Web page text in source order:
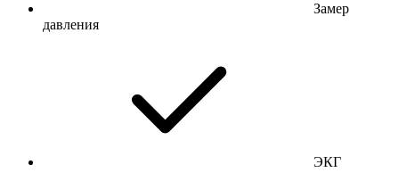
Замер
давления
ЭКГ